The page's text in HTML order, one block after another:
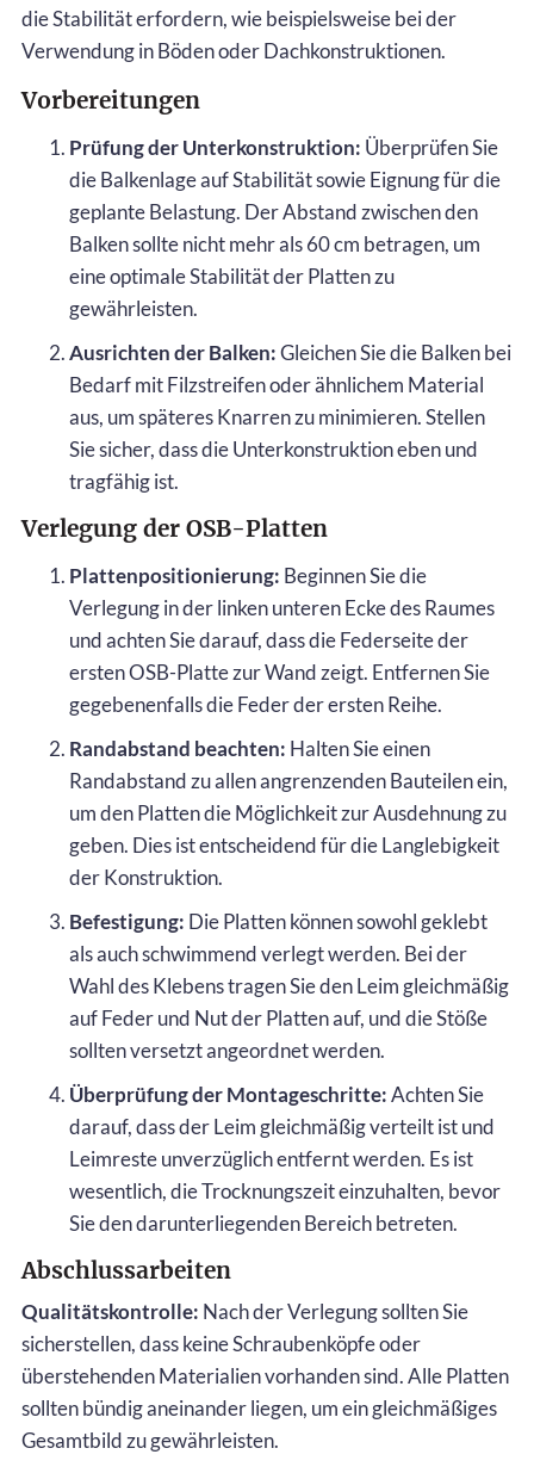
die Stabilität erfordern, wie beispielsweise bei der
Verwendung in Böden oder Dachkonstruktionen.
Vorbereitungen
Prüfung der Unterkonstruktion: Überprüfen Sie
die Balkenlage auf Stabilität sowie Eignung für die
geplante Belastung. Der Abstand zwischen den
Balken sollte nicht mehr als 60 cm betragen, um
eine optimale Stabilität der Platten zu
gewährleisten.
Ausrichten der Balken:Gleichen Sie die Balken bei
Bedarf mit Filzstreifen oder ähnlichem Material
aus, um späteres Knarren zu minimieren. Stellen
Sie sicher, dass die Unterkonstruktion eben und
tragfähig ist.
Verlegung der OSB-Platten
Plattenpositionierung: Beginnen Sie die
Verlegung in der linken unteren Ecke des Raumes
und achten Sie darauf, dass die Federseite der
ersten OSB-Platte zur Wand zeigt. Entfernen Sie
gegebenenfalls die Feder der ersten Reihe.
Randabstand beachten: Halten Sie einen
Randabstand zu allen angrenzenden Bauteilen ein,
um den Platten die Möglichkeit zur Ausdehnung zu
geben. Dies ist entscheidend für die Langlebigkeit
der Konstruktion.
Befestigung: Die Platten können sowohl geklebt
als auch schwimmend verlegt werden. Bei der
Wahl des Klebens tragen Sie den Leim gleichmäßig
auf Feder und Nut der Platten auf, und die Stöße
sollten versetzt angeordnet werden.
Überprüfung der Montageschritte:Achten Sie
darauf, dass der Leim gleichmäßig verteilt ist und
Leimreste unverzüglich entfernt werden. Es ist
wesentlich, die Trocknungszeit einzuhalten, bevor
Sie den darunterliegenden Bereich betreten.
Abschlussarbeiten
Qualitätskontrolle: Nach der Verlegung sollten Sie
sicherstellen, dass keine Schraubenköpfe oder
überstehenden Materialien vorhanden sind. Alle Platten
sollten bündig aneinander liegen, um ein gleichmäßiges
Gesamtbild zu gewährleisten.